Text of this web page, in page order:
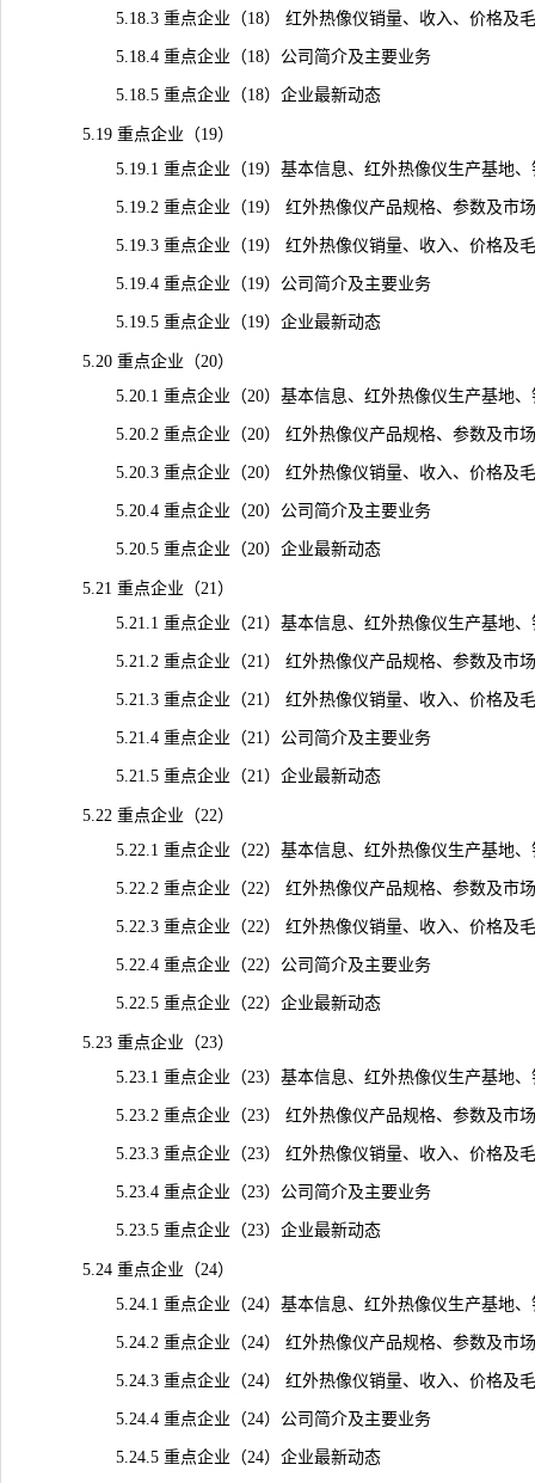
5.18.3 重点企业（18） 红外热像仪销量、收入、价格及毛
5.18.4 重点企业（18）公司简介及主要业务
5.18.5 重点企业（18）企业最新动态
5.19 重点企业（19）
5.19.1 重点企业（19）基本信息、红外热像仪生产基地、
5.19.2 重点企业（19） 红外热像仪产品规格、参数及市
5.19.3 重点企业（19） 红外热像仪销量、收入、价格及毛
5.19.4 重点企业（19）公司简介及主要业务
5.19.5 重点企业（19）企业最新动态
5.20 重点企业（20）
5.20.1 重点企业（20）基本信息、红外热像仪生产基地、
5.20.2 重点企业（20） 红外热像仪产品规格、参数及市
5.20.3 重点企业（20） 红外热像仪销量、收入、价格及毛
5.20.4 重点企业（20）公司简介及主要业务
5.20.5 重点企业（20）企业最新动态
5.21 重点企业（21）
5.21.1 重点企业（21）基本信息、红外热像仪生产基地、
5.21.2 重点企业（21） 红外热像仪产品规格、参数及市
5.21.3 重点企业（21） 红外热像仪销量、收入、价格及毛
5.21.4 重点企业（21）公司简介及主要业务
5.21.5 重点企业（21）企业最新动态
5.22 重点企业（22）
5.22.1 重点企业（22）基本信息、红外热像仪生产基地、
5.22.2 重点企业（22） 红外热像仪产品规格、参数及市
5.22.3 重点企业（22） 红外热像仪销量、收入、价格及毛
5.22.4 重点企业（22）公司简介及主要业务
5.22.5 重点企业（22）企业最新动态
5.23 重点企业（23）
5.23.1 重点企业（23）基本信息、红外热像仪生产基地、
5.23.2 重点企业（23） 红外热像仪产品规格、参数及市
5.23.3 重点企业（23） 红外热像仪销量、收入、价格及毛
5.23.4 重点企业（23）公司简介及主要业务
5.23.5 重点企业（23）企业最新动态
5.24 重点企业（24）
5.24.1 重点企业（24）基本信息、红外热像仪生产基地、
5.24.2 重点企业（24） 红外热像仪产品规格、参数及市
5.24.3 重点企业（24） 红外热像仪销量、收入、价格及毛
5.24.4 重点企业（24）公司简介及主要业务
5.24.5 重点企业（24）企业最新动态